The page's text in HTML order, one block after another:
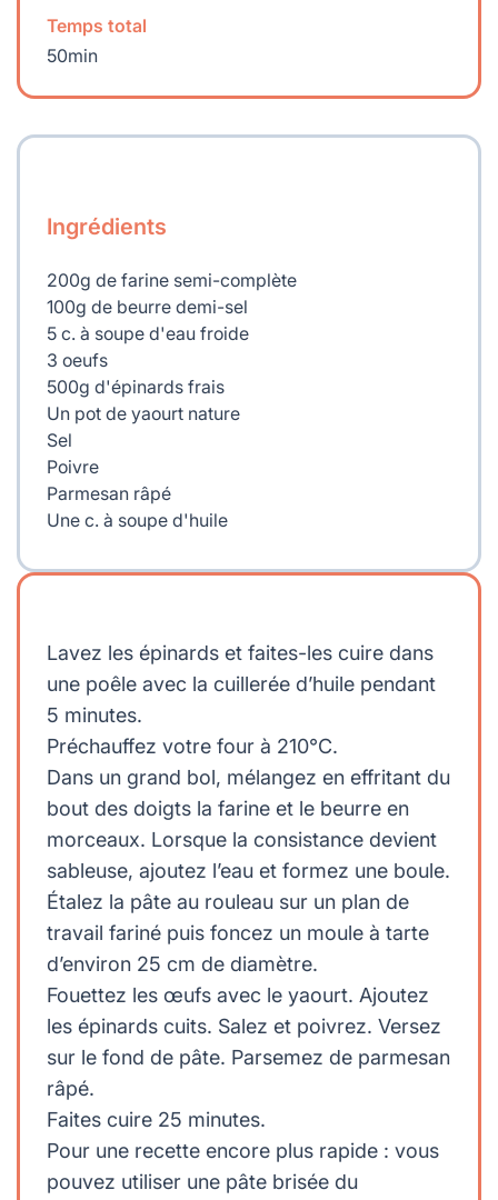
Temps total
50min
Ingrédients
200g de farine semi-complète
100g de beurre demi-sel
5 c. à soupe d'eau froide
3 oeufs
500g d'épinards frais
Un pot de yaourt nature
Sel
Poivre
Parmesan râpé
Une c. à soupe d'huile
Lavez les épinards et faites-les cuire dans
une poêle avec la cuillerée d’huile pendant
5 minutes.
Préchauffez votre four à 210°C.
Dans un grand bol, mélangez en effritant du
bout des doigts la farine et le beurre en
morceaux. Lorsque la consistance devient
sableuse, ajoutez l’eau et formez une boule.
Étalez la pâte au rouleau sur un plan de
travail fariné puis foncez un moule à tarte
d’environ 25 cm de diamètre.
Fouettez les œufs avec le yaourt. Ajoutez
les épinards cuits. Salez et poivrez. Versez
sur le fond de pâte. Parsemez de parmesan
râpé.
Faites cuire 25 minutes.
Pour une recette encore plus rapide : vous
pouvez utiliser une pâte brisée du